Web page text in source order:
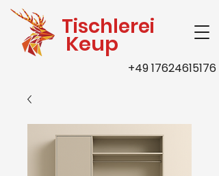
Keup
Tischlerei
+49 17624615176